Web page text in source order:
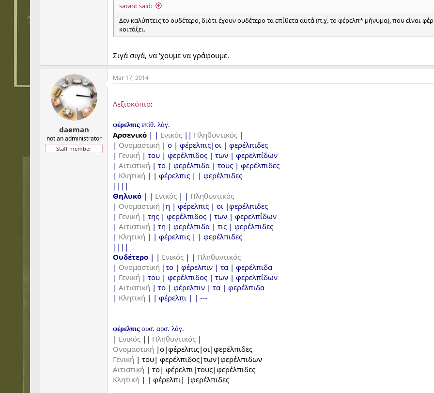
sarant said:
Δεν καλύπτεις το ουδέτερο, διότι έχουν ουδέτερο τα επίθετα αυτά (π.χ. το φέρελπ* μήνυμα), που είναι
κοιτάξει.
Σιγά σιγά, να 'χουμε να γράφουμε.
daeman
not an administrator
Staff member
Mar 17, 2014
Λεξισκόπιο:
φέρελπιςεπίθ. λόγ.
Αρσενικό | | Ενικός || Πληθυντικός |
| Ονομαστική | ο | φέρελπις|οι | φερέλπιδες
| Γενική | του | φερέλπιδος | των | φερελπίδων
| Αιτιατική | το | φερέλπιδα | τους | φερέλπιδες
| Κλητική | | φέρελπις | | φερέλπιδες
||||
Θηλυκό | | Ενικός | | Πληθυντικός
| Ονομαστική |η | φέρελπις | οι |φερέλπιδες
| Γενική | της | φερέλπιδος | των | φερελπίδων
| Αιτιατική | τη | φερέλπιδα | τις | φερέλπιδες
| Κλητική | | φέρελπις | | φερέλπιδες
||||
Ουδέτερο | | Ενικός | | Πληθυντικός
| Ονομαστική |το | φέρελπιν | τα | φερέλπιδα
| Γενική | του | φερέλπιδος | των | φερελπίδων
| Αιτιατική | το | φέρελπιν | τα | φερέλπιδα
| Κλητική | | φέρελπι | | ---
φέρελπιςουσ. αρσ. λόγ.
| Ενικός || Πληθυντικός |
Ονομαστική |ο|φέρελπις|οι|φερέλπιδες
Γενική | του| φερέλπιδος|των|φερέλπιδων
Αιτιατική | το| φέρελπι|τους|φερέλπιδες
Κλητική | | φέρελπι| |φερέλπιδες